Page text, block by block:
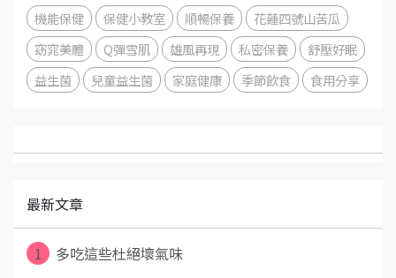
機能保健 保健小教室 順暢保養
花蓮四號山苦瓜
窈窕美體
Q彈雪肌 雄風再現 私密保養
舒壓好眠
益生菌
兒童益生菌 家庭健康 季節飲食 食用分享
最新文章
1
多吃這些杜絕壞氣味